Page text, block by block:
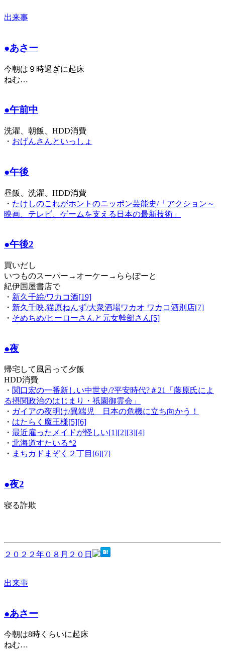
出来事
●あさー
今朝は９時過ぎに起床
ねむ…
●午前中
洗濯、朝飯、HDD消費
・ おげんさんといっしょ
●午後
昼飯、洗濯、HDD消費
・ たけしのこれがホントのニッポン芸能史/「アクション～
映画、テレビ、ゲームを支える日本の最新技術」
●午後2
買いだし
いつものスーパー→オーケー→ららぽーと
紀伊国屋書店で
・ 新久千絵/ワカコ酒[19]
・ 新久千映,猫原ねんず/大衆酒場ワカオ ワカコ酒別店[7]
・ そめちめ/ヒーローさんと元女幹部さん[5]
●夜
帰宅して風呂って夕飯
HDD消費
・ 関口宏の一番新しい中世史/?平安時代?＃21「藤原氏によ
る摂関政治のはじまり・祇園御霊会」
・ ガイアの夜明け/異端児 日本の危機に立ち向かう！
・ はたらく魔王様[5][6]
・ 最近雇ったメイドが怪しい[1][2][3][4]
・ 北海道すたいる*2
・ まちカドまぞく２丁目[6][7]
●夜2
寝る詐欺
２０２２年０８月２０日
出来事
●あさー
今朝は8時くらいに起床
ねむ…